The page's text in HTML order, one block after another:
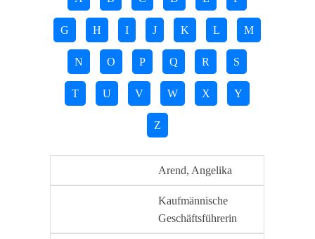
G H I J K L M
N O P Q R S
T U V W X Y
Z
Arend, Angelika
Kaufmännische
Geschäftsführerin